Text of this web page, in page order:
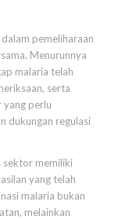
pemeliharaan
Menurunnya
malaria telah
serta
perlu
dukungan regulasi
sektor memiliki
yang telah
malaria bukan
melainkan